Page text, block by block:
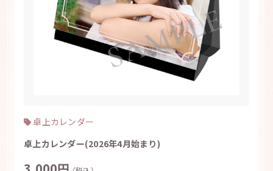
卓上カレンダー
卓上カレンダー(2026年4月始まり)